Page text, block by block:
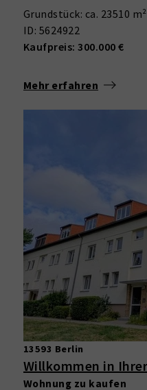
Grundstück: ca. 23510 m²
ID: 5624922
Kaufpreis: 300.000 €
Mehr erfahren
13593 Berlin
Wohnung zu kaufen